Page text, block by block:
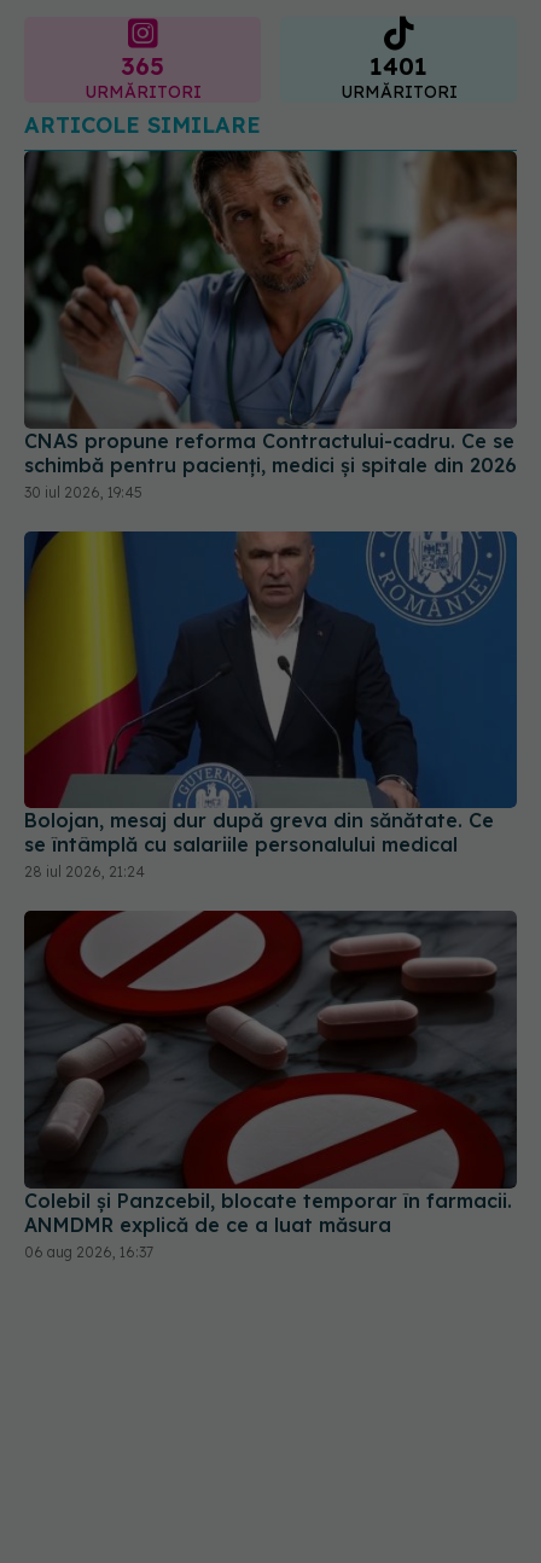
365
URMĂRITORI
1401
URMĂRITORI
ARTICOLE SIMILARE
CNAS propune reforma Contractului-cadru. Ce se
schimbă pentru pacienți, medici și spitale din 2026
30 iul 2026, 19:45
Bolojan, mesaj dur după greva din sănătate. Ce
se întâmplă cu salariile personalului medical
28 iul 2026, 21:24
Colebil și Panzcebil, blocate temporar în farmacii.
ANMDMR explică de ce a luat măsura
06 aug 2026, 16:37